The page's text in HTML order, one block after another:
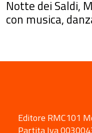
Notte dei Saldi,
con musica,
Editore RMC101
Partita Iva